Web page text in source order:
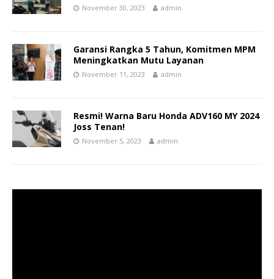
November 30, 2023 admin
Garansi Rangka 5 Tahun, Komitmen MPM
Meningkatkan Mutu Layanan
November 11, 2023 admin
Resmi! Warna Baru Honda ADV160 MY 2024
Joss Tenan!
November 5, 2023 admin